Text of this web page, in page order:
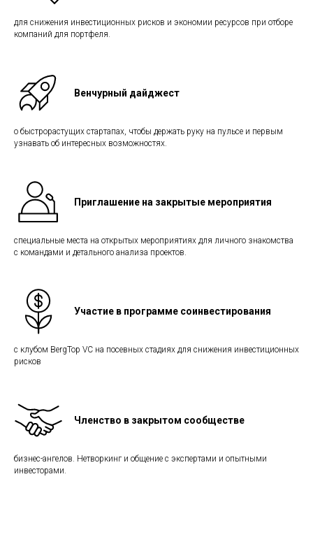
для снижения инвестиционных рисков и экономии ресурсов при отборе
компаний для портфеля.
Венчурный дайджест
о быстрорастущих стартапах, чтобы держать руку на пульсе и первым
узнавать об интересных возможностях.
Приглашение на закрытые мероприятия
специальные места на открытых мероприятиях для личного знакомства
с командами и детального анализа проектов.
Участие в программе соинвестирования
с клубом BergTop VC на посевных стадиях для снижения инвестиционных
рисков
Членство в закрытом сообществе
бизнес-ангелов. Нетворкинг и общение с экспертами и опытными
инвесторами.